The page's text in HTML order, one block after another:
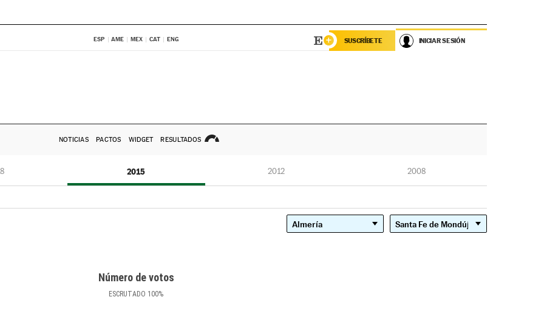
ESP AME MEX CAT ENG SUSCRÍBETE INICIAR SESIÓN
NOTICIAS PACTOS WIDGET RESULTADOS
2015 2012 2008
Número de votos
ESCRUTADO 100%